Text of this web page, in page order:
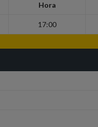
Hora
17:00